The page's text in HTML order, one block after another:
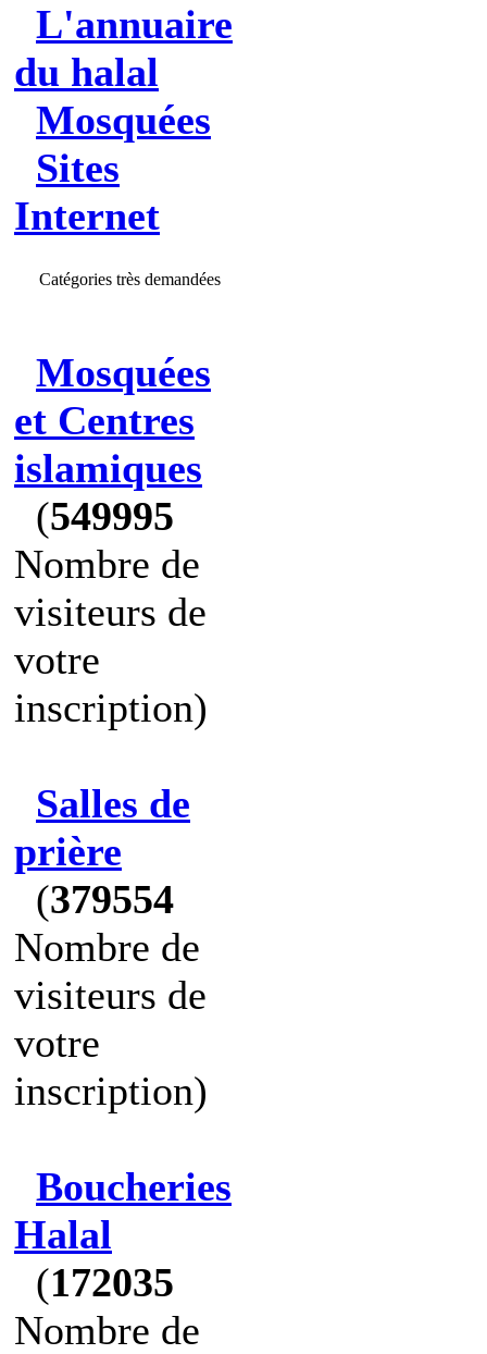
L'annuaire
du halal
Mosquées
Sites
Internet
Catégories très demandées
Mosquées
et Centres
islamiques
(549995
Nombre de
visiteurs de
votre
inscription)
Salles de
prière
(379554
Nombre de
visiteurs de
votre
inscription)
Boucheries
Halal
(172035
Nombre de